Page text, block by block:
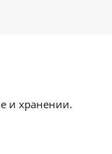
и хранении.